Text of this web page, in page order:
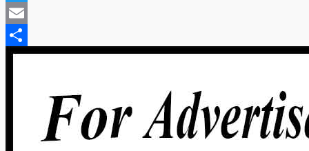
Twitter
Email
Share